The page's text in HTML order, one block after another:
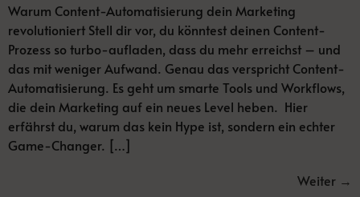
Warum Content-Automatisierung dein Marketing
revolutioniert Stell dir vor, du könntest deinen Content-
Prozess so turbo-aufladen, dass du mehr erreichst – und
das mit weniger Aufwand. Genau das verspricht Content-
Automatisierung. Es geht um smarte Tools und Workflows,
die dein Marketing auf ein neues Level heben. Hier
erfährst du, warum das kein Hype ist, sondern ein echter
Game-Changer. […]
Weiter →